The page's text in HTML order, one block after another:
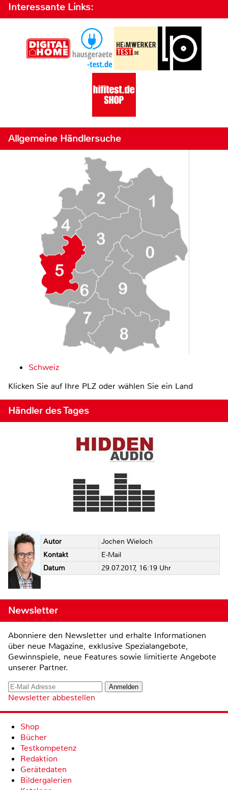
Interessante Links:
Allgemeine Händlersuche
Schweiz
Klicken Sie auf Ihre PLZ oder wählen Sie ein Land
Händler des Tages
Autor
Jochen Wieloch
Kontakt
E-Mail
Datum
29.07.2017, 16:19 Uhr
Newsletter
Abonniere den Newsletter und erhalte Informationen
über neue Magazine, exklusive Spezialangebote,
Gewinnspiele, neue Features sowie limitierte Angebote
unserer Partner.
Newsletter abbestellen
Shop
Bücher
Testkompetenz
Redaktion
Gerätedaten
Bildergalerien